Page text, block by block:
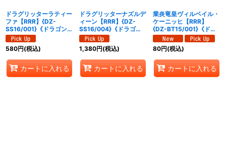
ドラグリッターラティー
ファ【RRR】{DZ-
SS16/001}《ドラゴンエ
ンパイア》
580円(税込)
カートに入れる
ドラグリッターナズルデ
ィーン【RRR】{DZ-
SS16/004}《ドラゴン
エンパイア》
1,380円(税込)
カートに入れる
業炎竜皇ヴィルベイル・
ケーニッヒ【RRR】
{DZ-BT15/001}《ドラ
ゴンエンパイア》
80円(税込)
カートに入れる